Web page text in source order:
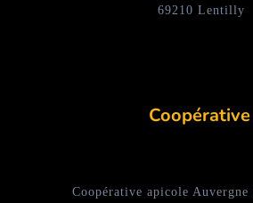
69210 Lentilly
Coopérative
Coopérative apicole Auvergne